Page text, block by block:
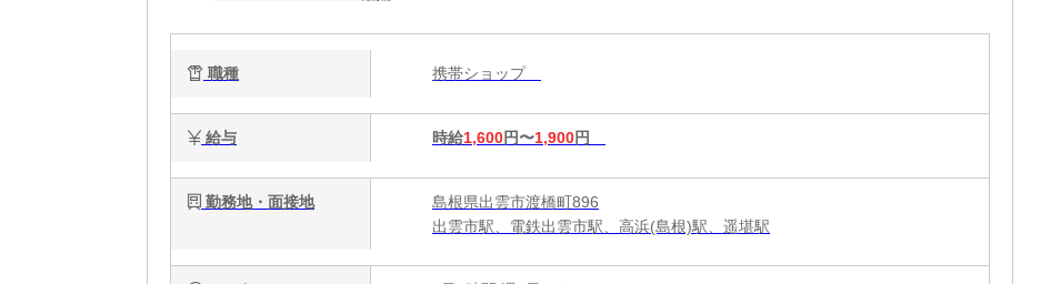
職種 携帯ショップ
給与 時給1,600円〜1,900円
勤務地・面接地
島根県出雲市渡橋町896
出雲市駅、電鉄出雲市駅、高浜(島根)駅、遥堪駅